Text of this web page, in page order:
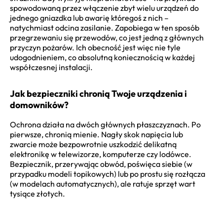
spowodowaną przez włączenie zbyt wielu urządzeń do
jednego gniazdka lub awarię któregoś z nich –
natychmiast odcina zasilanie. Zapobiega w ten sposób
przegrzewaniu się przewodów, co jest jedną z głównych
przyczyn pożarów. Ich obecność jest więc nie tyle
udogodnieniem, co absolutną koniecznością w każdej
współczesnej instalacji.
Jak bezpieczniki chronią Twoje urządzenia i
domowników?
Ochrona działa na dwóch głównych płaszczyznach. Po
pierwsze, chronią mienie. Nagły skok napięcia lub
zwarcie może bezpowrotnie uszkodzić delikatną
elektronikę w telewizorze, komputerze czy lodówce.
Bezpiecznik, przerywając obwód, poświęca siebie (w
przypadku modeli topikowych) lub po prostu się rozłącza
(w modelach automatycznych), ale ratuje sprzęt wart
tysiące złotych.